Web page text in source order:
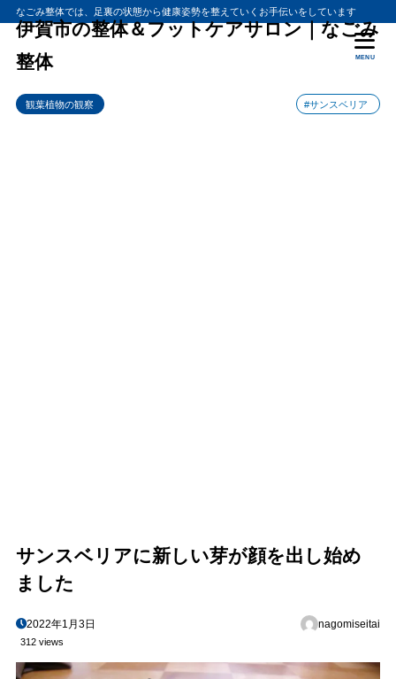
なごみ整体では、足裏の状態から健康姿勢を整えていくお手伝いをしています
伊賀市の整体＆フットケアサロン｜なごみ
整体
MENU
観葉植物の観察 #サンスベリア
サンスベリアに新しい芽が顔を出し始め
ました
2022年1月3日 nagomiseitai
312 views